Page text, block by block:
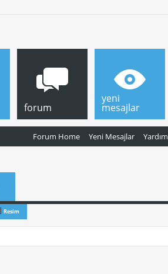
forum
Forum Home Yeni Mesajlar Yardım
yeni
mesajlar
Resim